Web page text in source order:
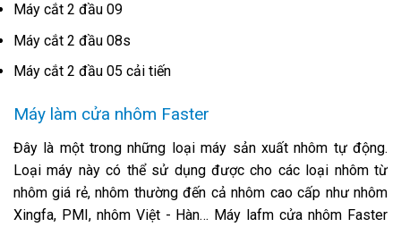
Máy cắt 2 đầu 09
Máy cắt 2 đầu 08s
Máy cắt 2 đầu 05 cải tiến
Máy làm cửa nhôm Faster
Đây là một trong những loại máy sản xuất nhôm tự động.
Loại máy này có thể sử dụng được cho các loại nhôm từ
nhôm giá rẻ, nhôm thường đến cả nhôm cao cấp như nhôm
Xingfa, PMI, nhôm Việt - Hàn… Máy lafm cửa nhôm Faster